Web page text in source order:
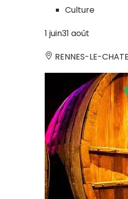
Culture
1 juin31 août
RENNES-LE-